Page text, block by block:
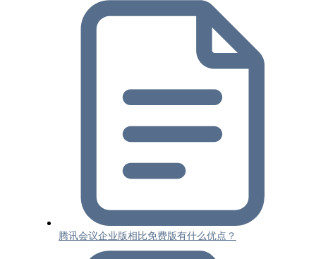
腾讯会议企业版相比免费版有什么优点？